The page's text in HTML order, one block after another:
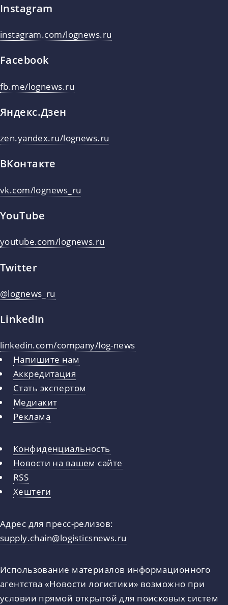
Instagram
instagram.com/lognews.ru
Facebook
fb.me/lognews.ru
Яндекс.Дзен
zen.yandex.ru/lognews.ru
ВКонтакте
vk.com/lognews_ru
YouTube
youtube.com/lognews.ru
Twitter
@lognews_ru
LinkedIn
linkedin.com/company/log-news
Напишите нам
Аккредитация
Стать экспертом
Медиакит
Реклама
Конфиденциальность
Новости на вашем сайте
RSS
Хештеги
Адрес для пресс-релизов:
supply.chain@logisticsnews.ru
Использование материалов информационного
агентства «Новости логистики» возможно при
условии прямой открытой для поисковых систем